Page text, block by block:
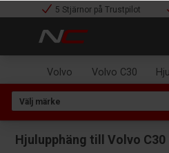
5 Stjärnor på Trustpilot
Volvo Volvo C30
Hjulupphäng till Volvo C30